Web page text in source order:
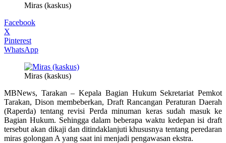
Miras (kaskus)
Facebook
X
Pinterest
WhatsApp
Miras (kaskus)
MBNews, Tarakan – Kepala Bagian Hukum Sekretariat Pemkot
Tarakan, Dison membeberkan, Draft Rancangan Peraturan Daerah
(Raperda) tentang revisi Perda minuman keras sudah masuk ke
Bagian Hukum. Sehingga dalam beberapa waktu kedepan isi draft
tersebut akan dikaji dan ditindaklanjuti khususnya tentang peredaran
miras golongan A yang saat ini menjadi pengawasan ekstra.